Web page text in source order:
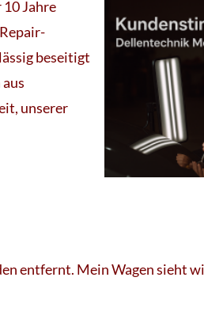
Jahre
beseitigt
unserer
entfernt. Mein Wagen sieht